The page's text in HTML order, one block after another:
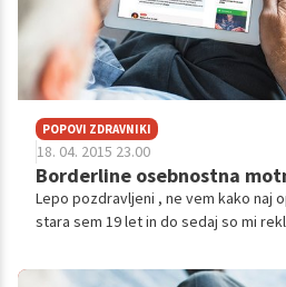
POPOVI ZDRAVNIKI
18. 04. 2015 23.00
Borderline osebnostna
Lepo pozdravljeni , ne vem kako naj
stara sem 19 let in do sedaj so mi
, ker je realno že vse...